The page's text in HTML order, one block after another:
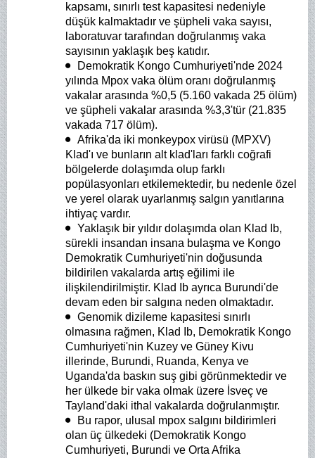
kapsamı, sınırlı test kapasitesi nedeniyle
düşük kalmaktadır ve şüpheli vaka sayısı,
laboratuvar tarafından doğrulanmış vaka
sayısının yaklaşık beş katıdır.
Demokratik Kongo Cumhuriyeti'nde 2024
yılında Mpox vaka ölüm oranı doğrulanmış
vakalar arasında %0,5 (5.160 vakada 25 ölüm)
ve şüpheli vakalar arasında %3,3'tür (21.835
vakada 717 ölüm).
Afrika'da iki monkeypox virüsü (MPXV)
Klad'ı ve bunların alt klad'ları farklı coğrafi
bölgelerde dolaşımda olup farklı
popülasyonları etkilemektedir, bu nedenle özel
ve yerel olarak uyarlanmış salgın yanıtlarına
ihtiyaç vardır.
Yaklaşık bir yıldır dolaşımda olan Klad Ib,
sürekli insandan insana bulaşma ve Kongo
Demokratik Cumhuriyeti'nin doğusunda
bildirilen vakalarda artış eğilimi ile
ilişkilendirilmiştir. Klad Ib ayrıca Burundi'de
devam eden bir salgına neden olmaktadır.
Genomik dizileme kapasitesi sınırlı
olmasına rağmen, Klad Ib, Demokratik Kongo
Cumhuriyeti'nin Kuzey ve Güney Kivu
illerinde, Burundi, Ruanda, Kenya ve
Uganda'da baskın suş gibi görünmektedir ve
her ülkede bir vaka olmak üzere İsveç ve
Tayland'daki ithal vakalarda doğrulanmıştır.
Bu rapor, ulusal mpox salgını bildirimleri
olan üç ülkedeki (Demokratik Kongo
Cumhuriyeti, Burundi ve Orta Afrika